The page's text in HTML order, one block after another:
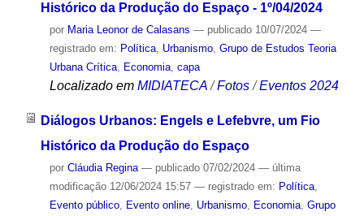
Histórico da Produção do Espaço - 1º/04/2024
por Maria Leonor de Calasans — publicado10/07/2024 —
registrado em: Política, Urbanismo, Grupo de Estudos Teoria
Urbana Crítica, Economia, capa
Localizado em MIDIATECA /Fotos /Eventos 2024
Diálogos Urbanos: Engels e Lefebvre, um Fio
Histórico da Produção do Espaço
por Cláudia Regina — publicado07/02/2024 — última
modificação12/06/2024 15:57 — registrado em: Política,
Evento público, Evento online, Urbanismo, Economia, Grupo